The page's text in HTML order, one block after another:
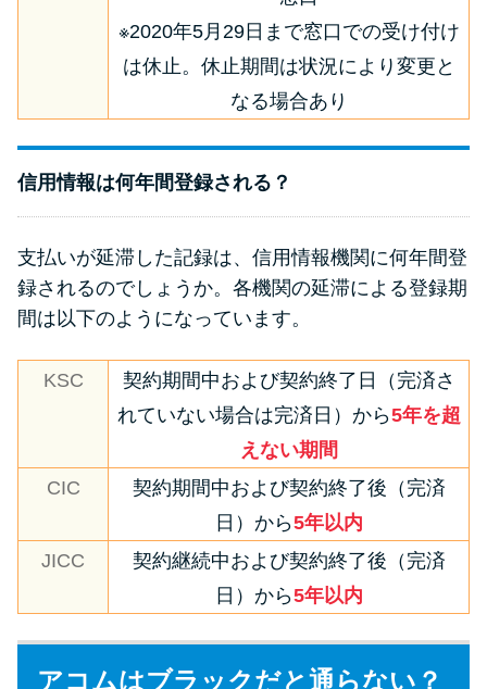
※2020年5月29日まで窓口での受け付け
は休止。休止期間は状況により変更と
なる場合あり
信用情報は何年間登録される？
支払いが延滞した記録は、信用情報機関に何年間登
録されるのでしょうか。各機関の延滞による登録期
間は以下のようになっています。
KSC
契約期間中および契約終了日（完済さ
れていない場合は完済日）から5年を超
えない期間
CIC
契約期間中および契約終了後（完済
日）から5年以内
JICC
契約継続中および契約終了後（完済
日）から5年以内
アコムはブラックだと通らない？